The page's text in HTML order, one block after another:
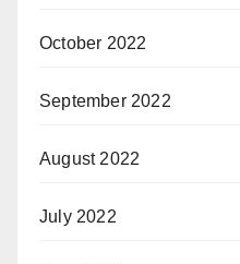
October 2022
September 2022
August 2022
July 2022